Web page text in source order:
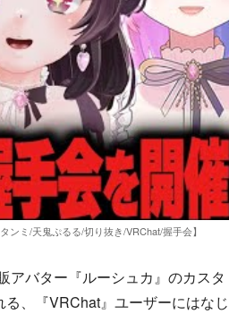
ミ/天鬼ぷるる/切り抜き/VRChat/握手会】
バター『ルーシュカ』のカスタ
、『VRChat』ユーザーにはなじ